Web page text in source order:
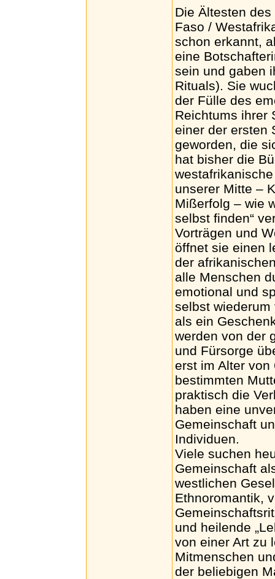
Die Ältesten
Faso /
schon erkannt,
eine
sein und gaben
Rituals). Sie
der Fülle des
Reichtums ihrer
einer der ersten
geworden, die
hat bisher die
unserer Mitte –
Mißerfolg – wie
selbst finden“
Vorträgen und
öffnet sie einen
der
alle Menschen
emotional und
selbst
als ein
werden von der
und Fürsorge
erst im Alter
bestimmten
praktisch die
haben eine
Gemeinschaft
Individuen.
Viele suchen
Gemeinschaft
westlichen
Ethnoromantik,
und heilende
von einer Art zu
Mitmenschen
der beliebigen